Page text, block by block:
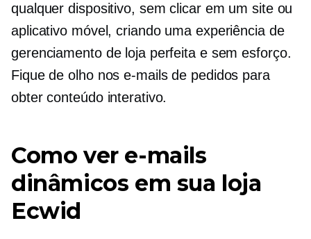
qualquer dispositivo, sem clicar em um site ou
aplicativo móvel, criando uma experiência de
gerenciamento de loja perfeita e sem esforço.
Fique de olho nos e-mails de pedidos para
obter conteúdo interativo.
Como ver e-mails
dinâmicos em sua loja
Ecwid